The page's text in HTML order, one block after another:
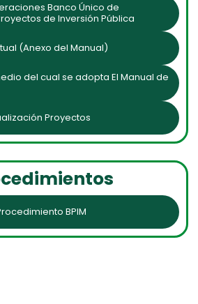
Banco Único de
de Inversión Pública
(Anexo del Manual)
del cual se adopta El Manual de
Proyectos
BPIM